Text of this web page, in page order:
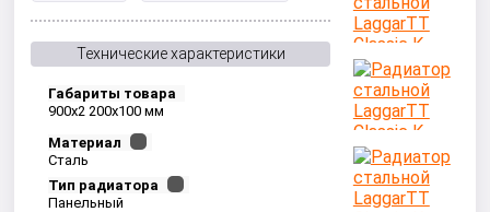
Технические характеристики
Габариты товара
900x2 200x100 мм
Материал
Сталь
Тип радиатора
Панельный